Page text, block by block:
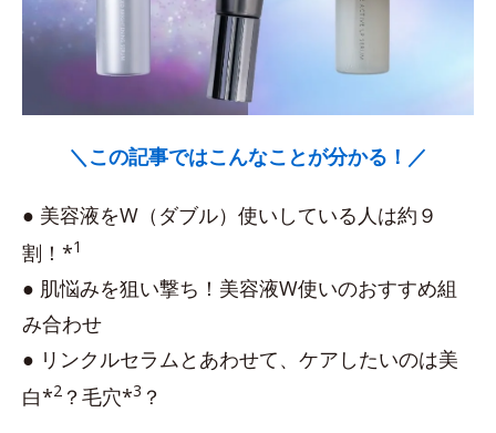
＼この記事ではこんなことが分かる！／
● 美容液をW（ダブル）使いしている人は約９
割！*1
● 肌悩みを狙い撃ち！美容液W使いのおすすめ組
み合わせ
● リンクルセラムとあわせて、ケアしたいのは美
白*2 ？毛穴*3 ？